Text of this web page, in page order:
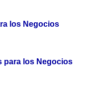
los Negocios
para los Negocios